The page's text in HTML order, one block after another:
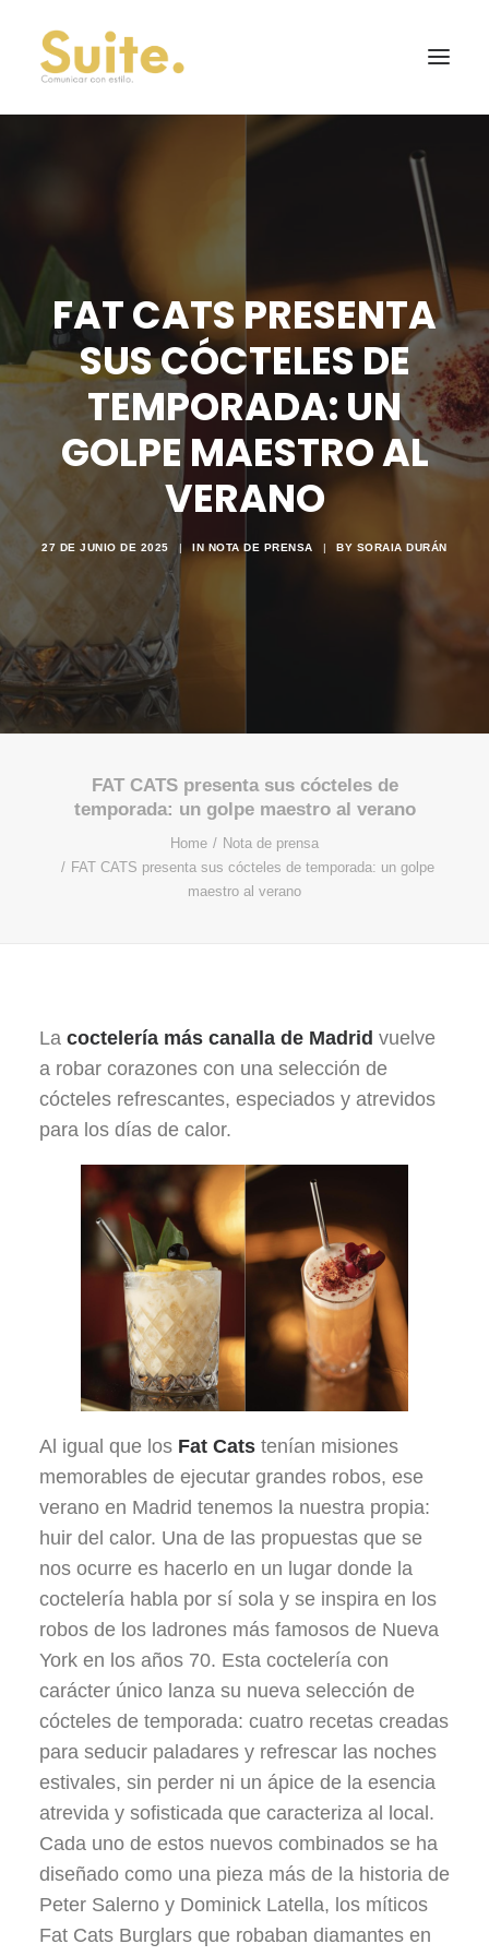
FAT CATS PRESENTA
SUS CÓCTELES DE
TEMPORADA: UN
GOLPE MAESTRO AL
VERANO
27 DE JUNIO DE 2025 | IN NOTA DE PRENSA | BY SORAIA DURÁN
FAT CATS presenta sus cócteles de
temporada: un golpe maestro al verano
Home
Nota de prensa
FAT CATS presenta sus cócteles de temporada: un golpe
maestro al verano
La coctelería más canalla de Madrid vuelve
a robar corazones con una selección de
cócteles refrescantes, especiados y atrevidos
para los días de calor.
Al igual que los Fat Cats tenían misiones
memorables de ejecutar grandes robos, ese
verano en Madrid tenemos la nuestra propia:
huir del calor. Una de las propuestas que se
nos ocurre es hacerlo en un lugar donde la
coctelería habla por sí sola y se inspira en los
robos de los ladrones más famosos de Nueva
York en los años 70. Esta coctelería con
carácter único lanza su nueva selección de
cócteles de temporada: cuatro recetas creadas
para seducir paladares y refrescar las noches
estivales, sin perder ni un ápice de la esencia
atrevida y sofisticada que caracteriza al local.
Cada uno de estos nuevos combinados se ha
diseñado como una pieza más de la historia de
Peter Salerno y Dominick Latella, los míticos
Fat Cats Burglars que robaban diamantes en